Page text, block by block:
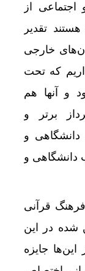
از
تقدیر
خارجی
که تحت
و آنها هم
برتر و
و
دانشگاهی و
قرآنی
شده در این
جایزه